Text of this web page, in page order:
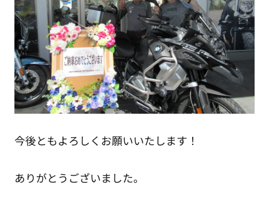
今後ともよろしくお願いいたします！
ありがとうございました。